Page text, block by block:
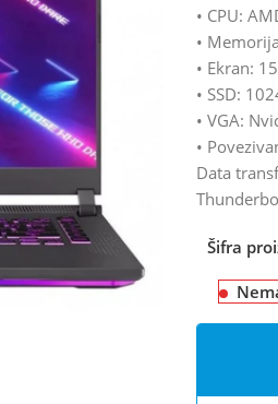
• CPU:
•
• Ekran:
• SSD:
• VGA:
•
Data
Šifra